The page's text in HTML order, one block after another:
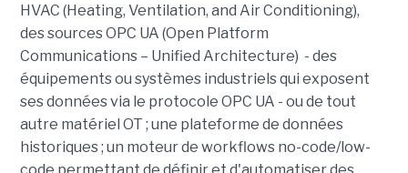
HVAC (Heating, Ventilation, and Air Conditioning),
des sources OPC UA (Open Platform
Communications – Unified Architecture) - des
équipements ou systèmes industriels qui exposent
ses données via le protocole OPC UA - ou de tout
autre matériel OT ; une plateforme de données
historiques ; un moteur de workflows no-code/low-